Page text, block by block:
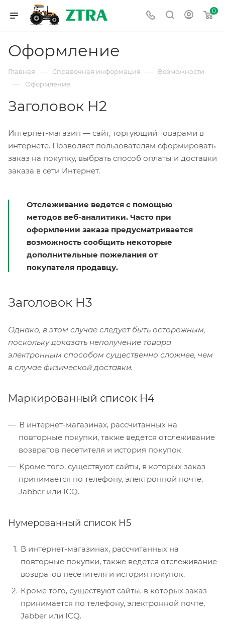
0
Оформление
Главная — Справочная информация — Возможности
— Оформление
Заголовок H2
Интернет-магазин — сайт, торгующий товарами в
интернете. Позволяет пользователям сформировать
заказ на покупку, выбрать способ оплаты и доставки
заказа в сети Интернет.
Отслеживание ведется с помощью
методов веб-аналитики. Часто при
оформлении заказа предусматривается
возможность сообщить некоторые
дополнительные пожелания от
покупателя продавцу.
Заголовок H3
Однако, в этом случае следует быть осторожным,
поскольку доказать неполучение товара
электронным способом существенно сложнее, чем
в случае физической доставки.
Маркированный список H4
В интернет-магазинах, рассчитанных на
повторные покупки, также ведется отслеживание
возвратов песетителя и история покупок.
Кроме того, существуют сайты, в которых заказ
принимается по телефону, электронной почте,
Jabber или ICQ.
Нумерованный список H5
В интернет-магазинах, рассчитанных на
повторные покупки, также ведется отслеживание
возвратов песетителя и история покупок.
Кроме того, существуют сайты, в которых заказ
принимается по телефону, электронной почте,
Jabber или ICQ.